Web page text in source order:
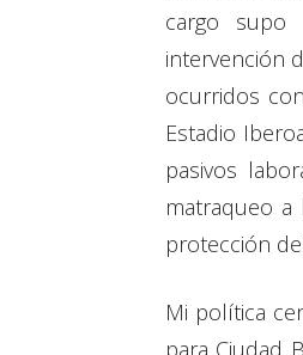
cargo supo
intervención
ocurridos
Estadio
pasivos
matraqueo
protección
Mi política
para Ciudad